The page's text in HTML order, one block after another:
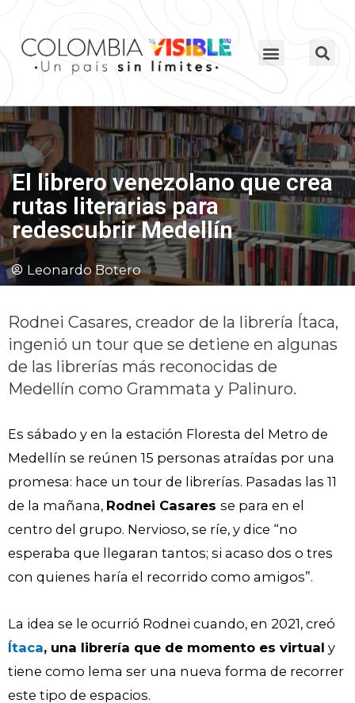
El librero venezolano que crea
rutas literarias para
redescubrir Medellín
Leonardo Botero
Rodnei Casares, creador de la librería Ítaca,
ingenió un tour que se detiene en algunas
de las librerías más reconocidas de
Medellín como Grammata y Palinuro.
Es sábado y en la estación Floresta del Metro de
Medellín se reúnen 15 personas atraídas por una
promesa: hace un tour de librerías. Pasadas las 11
de la mañana, Rodnei Casares se para en el
centro del grupo. Nervioso, se ríe, y dice “no
esperaba que llegaran tantos; si acaso dos o tres
con quienes haría el recorrido como amigos”.
La idea se le ocurrió Rodnei cuando, en 2021, creó
Ítaca, una librería que de momento es virtual y
tiene como lema ser una nueva forma de recorrer
este tipo de espacios.